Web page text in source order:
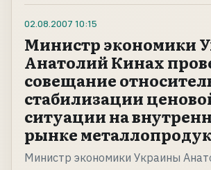
02.08.2007 10:15
Министр экономики
Анатолий Кинах
совещание
стабилизации
ситуации на
рынке
Министр экономики Украины